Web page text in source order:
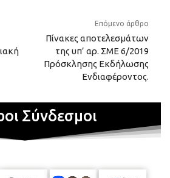
Επόμενο άρθρο
Πίνακες αποτελεσμάτων
της υπ’ αρ. ΣΜΕ 6/2019
Πρόσκλησης Εκδήλωσης
Ενδιαφέροντος.
Σύνδεσμοι